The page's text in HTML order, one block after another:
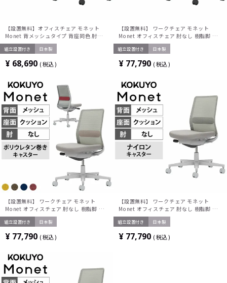
【設置無料】オフィスチェア モネット
Monet 背メッシュタイプ 背座同色 肘なし
ショルダーサポートなし ランバーサポー
トなし 脚ソフトベージュ 本体ソフトベー
ナイロンキャスター C03-Z100W-
組立設置付き 日本製
¥ 68,690 税込
【設置無料】 ワークチェア モネット
Monet オフィスチェア 肘なし 樹脂脚 ナ
イロンキャスター ランバーサポート付き
背メッシュ 座面布張り 背座同色(ソフト
Z102W-Z1KYK1K1 コクヨ 椅子
組立設置付き 日本製
¥ 77,790 税込
【設置無料】 ワークチェア モネット
Monet オフィスチェア 肘なし 樹脂脚 ウ
レタンキャスター ランバーサポート付き
背メッシュ 座面布張り 本体/脚ライトグ
ヨ 椅子
組立設置付き 日本製
¥ 77,790 税込
【設置無料】 ワークチェア モネット
Monet オフィスチェア 肘なし 樹脂脚 ナ
イロンキャスター ランバーサポート付き
(ライトグレー) 背メッシュ 座面布張り 背
ー C03-G102W-GE2E2E21 コクヨ 椅子
組立設置付き 日本製
¥ 77,790 税込